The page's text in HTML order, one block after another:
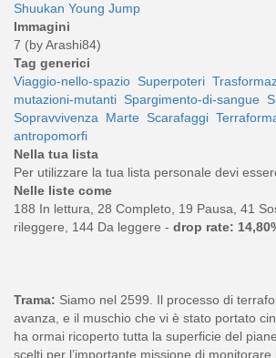
Shuukan Young Jump
Immagini
7 (by Arashi84)
Tag generici
Viaggio-nello-spazio Superpoteri
mutazioni-mutanti Spargimento-di-sangue
Sopravvivenza Marte Scarafaggi
antropomorfi
Nella tua lista
Per utilizzare la tua lista personale devi
Nelle liste come
188 In lettura, 28 Completo, 19 Pausa, 41
rileggere, 144 Da leggere - drop rate:
Trama: Siamo nel 2599. Il processo di
avanza, e il muschio che vi è stato portato
ha ormai ricoperto tutta la superficie del
scelti per l’importante missione di